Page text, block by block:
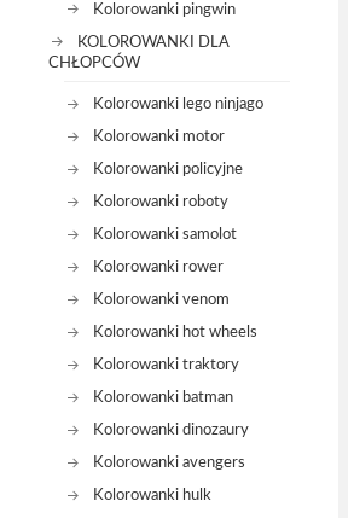
Kolorowanki pingwin
KOLOROWANKI DLA
CHŁOPCÓW
Kolorowanki lego ninjago
Kolorowanki motor
Kolorowanki policyjne
Kolorowanki roboty
Kolorowanki samolot
Kolorowanki rower
Kolorowanki venom
Kolorowanki hot wheels
Kolorowanki traktory
Kolorowanki batman
Kolorowanki dinozaury
Kolorowanki avengers
Kolorowanki hulk